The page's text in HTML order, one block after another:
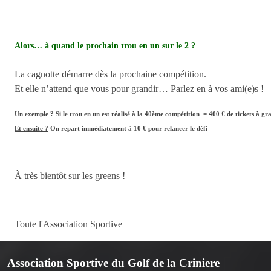
Alors… à quand le prochain trou en un sur le 2 ?
La cagnotte démarre dès la prochaine compétition.
Et elle n’attend que vous pour grandir… Parlez en à vos ami(e)s !
Un exemple ? Si le trou en un est réalisé à la 40ème compétition = 400 € de tickets à
Et ensuite ? On repart immédiatement à 10 € pour relancer le défi
À très bientôt sur les greens !
Toute l'Association Sportive
Association Sportive du Golf de la Criniere